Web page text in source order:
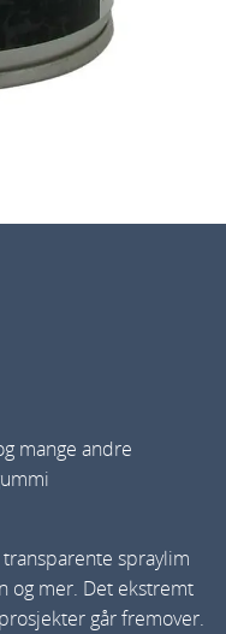
mange andre
spraylim
og mer. Det ekstremt
går fremover.